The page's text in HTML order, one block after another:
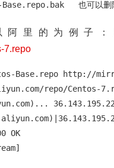
也可以删
里的为例子：
7.repo
Base.repo http://
repo/Centos-
OK